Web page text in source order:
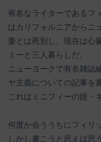
有名なライターであるフ
はカリフォルニアからニ
妻とは死別し、現在は心
ミーと三人暮らしだ。
ニューヨークで有名雑誌
ヤ主義についての記事を
これはミニフィーの姪・
何度か会ううちにフィリ
しかし書こうと思えば思